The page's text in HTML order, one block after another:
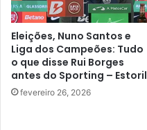
Eleições, Nuno Santos e
Liga dos Campeões: Tudo
o que disse Rui Borges
antes do Sporting – Estoril
fevereiro 26, 2026